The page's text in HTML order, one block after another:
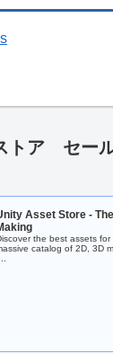
トア セー
Asset Store -
the best assets
catalog of 2D, 3D